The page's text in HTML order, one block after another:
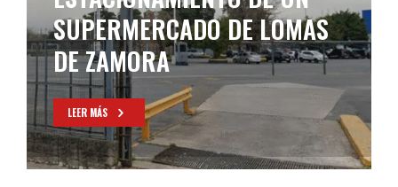
SUPERMERCADO DE LOMAS
DE ZAMORA
LEER MÁS